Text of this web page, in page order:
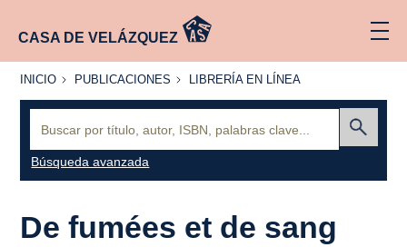
CASA DE VELÁZQUEZ
INICIO
INICIO PUBLICACIONES
PUBLICACIONES
LIBRERÍA
LÍNEA
LIBRERÍA EN LÍNEA
Búsqueda avanzada
De fumées et de sang